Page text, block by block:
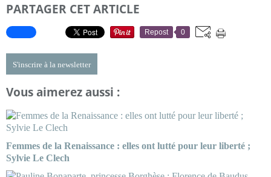
PARTAGER CET ARTICLE
Repost 0
S'inscrire à la newsletter
Vous aimerez aussi :
Femmes de la Renaissance : elles ont lutté pour leur liberté ;
Sylvie Le Clech